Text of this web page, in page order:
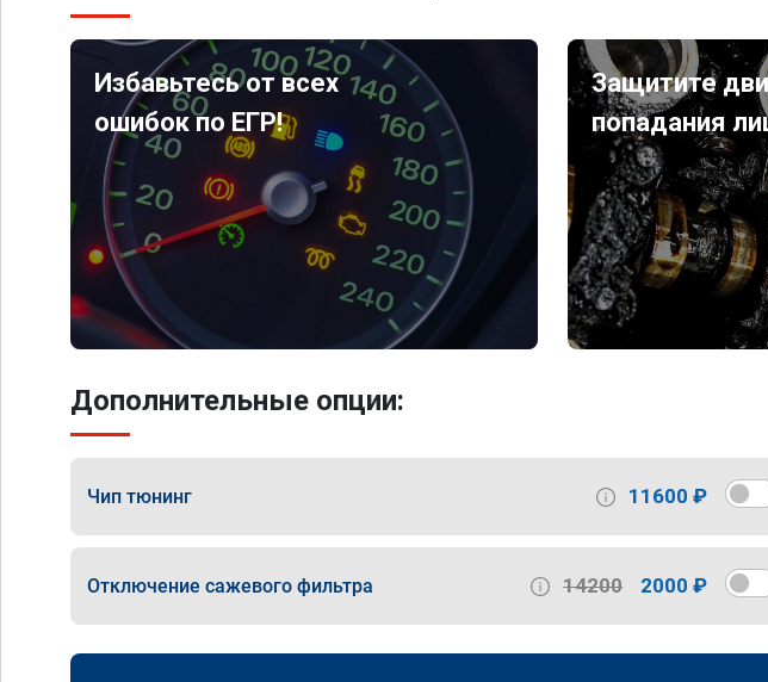
Избавьтесь от всех
ошибок по ЕГР!
Защитите
попадания
Дополнительные опции:
Чип тюнинг 11600 ₽
Отключение сажевого фильтра 14200 2000 ₽